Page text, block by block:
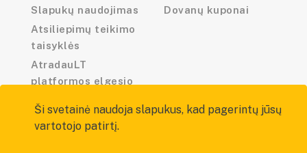
Slapukų naudojimas
Atsiliepimų teikimo
taisyklės
AtradauLT
platformos elgesio
Dovanų kuponai
Ši svetainė naudoja slapukus, kad pagerintų jūsų
vartotojo patirtį.